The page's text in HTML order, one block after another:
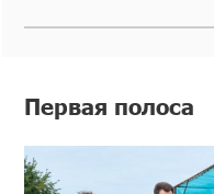
Первая полоса